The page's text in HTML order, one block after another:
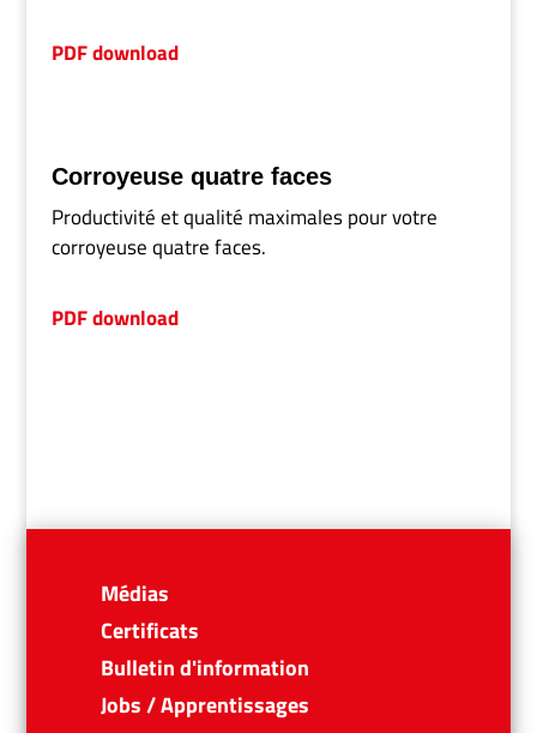
PDF download
Corroyeuse quatre faces
Productivité et qualité maximales pour votre
corroyeuse quatre faces.
PDF download
Médias
Certificats
Bulletin d'information
Jobs / Apprentissages